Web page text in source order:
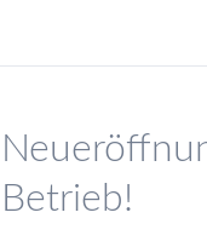
Betrieb!